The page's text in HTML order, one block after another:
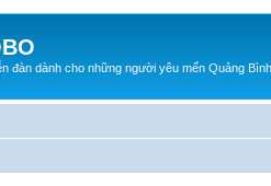
đàn dành cho những người yêu mến Quảng Bình